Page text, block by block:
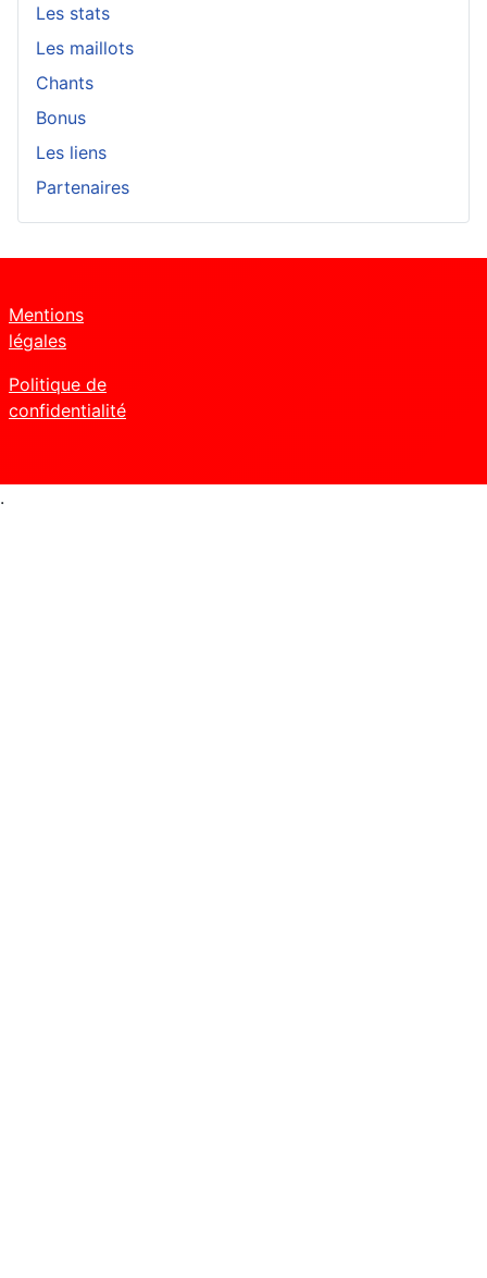
Les stats
Les maillots
Chants
Bonus
Les liens
Partenaires
Mentions
légales
Politique de
confidentialité
.